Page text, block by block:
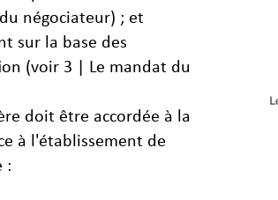
négociateur) ; et
sur la base des
(voir 3 | Le mandat du
doit être accordée à la
à l'établissement de
: